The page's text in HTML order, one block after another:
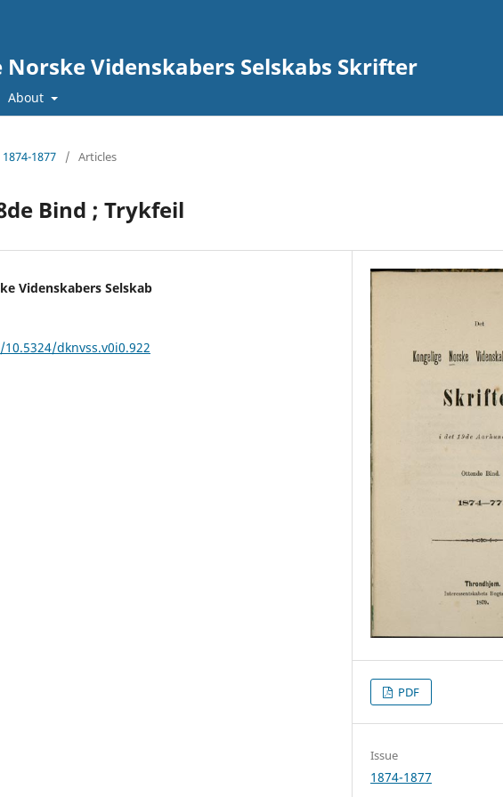
Norske Videnskabers Selskabs Skrifter
About
1874-1877 / Articles
Bind ; Trykfeil
Videnskabers Selskab
dknvss.v0i0.922
PDF
Issue
1874-1877